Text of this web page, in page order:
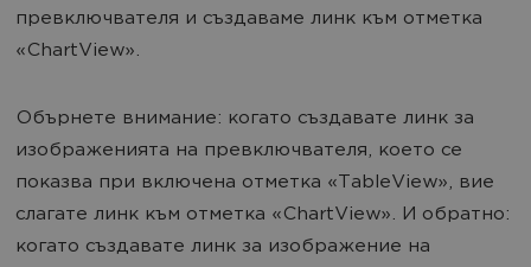
превключвателя и създаваме линк към отметка
«ChartView».
Обърнете внимание: когато създавате линк за
изображенията на превключвателя, което се
показва при включена отметка «TableView», вие
слагате линк към отметка «ChartView». И обратно:
когато създавате линк за изображение на